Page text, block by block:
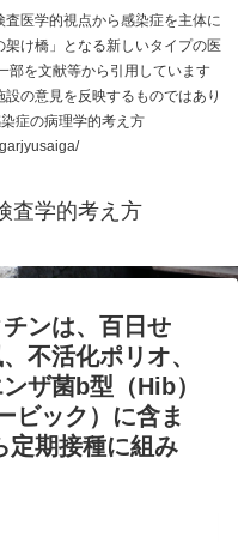
医学的視点から感染症を主体に
け橋」となる新しいタイプの医
部を文献等から引用しています
の意見を反映するものではあり
症の病理学的考え方
査学的考え方
ンは、百日せ
不活化ポリオ、
ザ菌b型（Hib）
ビック）に含ま
定期接種に組み